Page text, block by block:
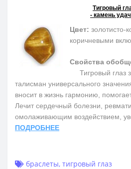
Тигровый
- камень
Цвет: золотисто-
коричневыми
Свойства
Тигровый глаз
талисман универсального
вносит в жизнь гармонию,
Лечит сердечный болезни,
омолаживающим воздействием,
ПОДРОБНЕЕ
браслеты, тигровый глаз